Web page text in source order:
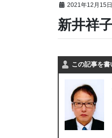
2021年12月15日
新井祥
この記事を書